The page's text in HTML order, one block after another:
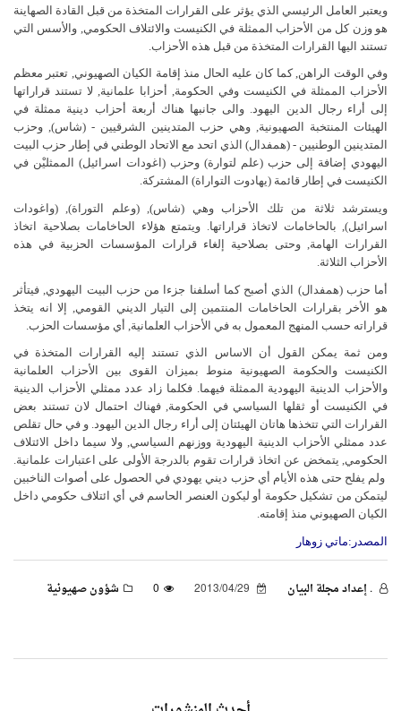
ويعتبر العامل الرئيسي الذي يؤثر على القرارات المتخذة من قبل القادة الصهاينة
هو وزن كل من الأحزاب الممثلة في الكنيست والائتلاف الحكومي, والأسس التي
تستند اليها القرارات المتخذة من قبل هذه الأحزاب.
وفي الوقت الراهن, كما كان عليه الحال منذ إقامة الكيان الصهيوني, تعتبر معظم
الأحزاب الممثلة في الكنيست وفي الحكومة, أحزابا علمانية, لا تستند قراراتها
إلى أراء رجال الدين اليهود. والى جانبها هناك أربعة أحزاب دينية ممثلة في
الهيئات المنتخبة الصهيونية, وهي حزب المتدينين الشرقيين - (شاس), وحزب
المتدينين الوطنيين - (همفدال) الذي اتحد مع الاتحاد الوطني في إطار حزب البيت
اليهودي إضافة إلى حزب (علم لتوارة) وحزب (اغودات اسرائيل) الممثليْن في
الكنيست في إطار قائمة (يهادوت التواراة) المشتركة.
ويسترشد ثلاثة من تلك الأحزاب وهي (شاس), (وعلم التوراة), (واغودات
اسرائيل), بالحاخامات لاتخاذ قراراتها. ويتمتع هؤلاء الحاخامات بصلاحية اتخاذ
القرارات الهامة, وحتى بصلاحية إلغاء قرارات المؤسسات الحزبية في هذه
الأحزاب الثلاثة.
أما حزب (همفدال) الذي أصبح كما أسلفنا جزءا من حزب البيت اليهودي, فيتأثر
هو الأخر بقرارات الحاخامات المنتمين إلى التيار الديني القومي, إلا انه يتخذ
قراراته حسب المنهج المعمول به في الأحزاب العلمانية, أي مؤسسات الحزب.
ومن ثمة يمكن القول أن الاساس الذي تستند إليه القرارات المتخذة في
الكنيست والحكومة الصهيونية منوط بميزان القوى بين الأحزاب العلمانية
والأحزاب الدينية اليهودية الممثلة فيهما. فكلما زاد عدد ممثلي الأحزاب الدينية
في الكنيست أو ثقلها السياسي في الحكومة, فهناك احتمال لان تستند بعض
القرارات التي تتخذها هاتان الهيئتان إلى أراء رجال الدين اليهود. و في حال تقلص
عدد ممثلي الأحزاب الدينية اليهودية ووزنهم السياسي, ولا سيما داخل الائتلاف
الحكومي, يتمخض عن اتخاذ قرارات تقوم بالدرجة الأولى على اعتبارات علمانية.
ولم يفلح حتى هذه الأيام أي حزب ديني يهودي في الحصول على أصوات الناخبين
ليتمكن من تشكيل حكومة أو ليكون العنصر الحاسم في أي ائتلاف حكومي داخل
الكيان الصهيوني منذ إقامته.
المصدر:ماتي زوهار
. إعداد مجلة البيان 0 شؤون صهيونية